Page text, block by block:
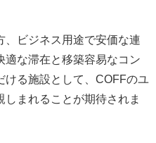
、ビジネス用途で安価な連
適な滞在と移築容易なコン
ける施設として、COFFのユ
まれることが期待されま